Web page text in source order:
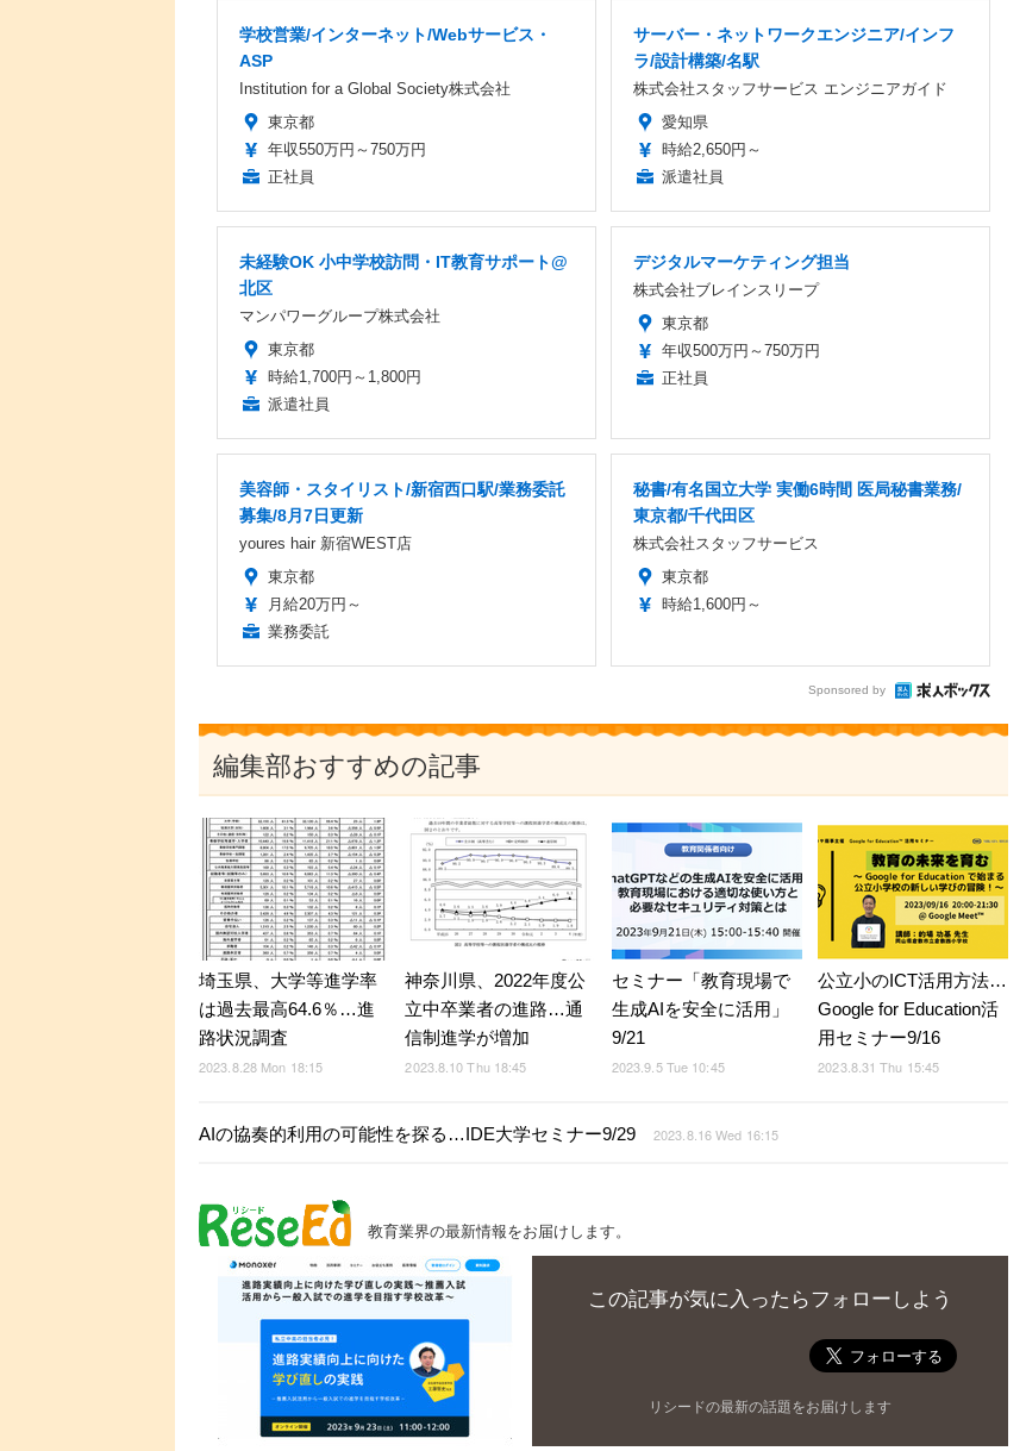
学校営業/インターネット/Webサービス・
ASP
Institution for a Global Society株式会社
東京都
年収550万円～750万円
正社員
サーバー・ネットワークエンジニア/インフ
ラ/設計構築/名駅
株式会社スタッフサービス エンジニアガイド
愛知県
時給2,650円～
派遣社員
未経験OK 小中学校訪問・IT教育サポート@
北区
マンパワーグループ株式会社
東京都
時給1,700円～1,800円
派遣社員
デジタルマーケティング担当
株式会社ブレインスリープ
東京都
年収500万円～750万円
正社員
美容師・スタイリスト/新宿西口駅/業務委託
募集/8月7日更新
youres hair 新宿WEST店
東京都
月給20万円～
業務委託
秘書/有名国立大学 実働6時間 医局秘書業務/
東京都/千代田区
株式会社スタッフサービス
東京都
時給1,600円～
Sponsored by
編集部おすすめの記事
埼玉県、大学等進学率
は過去最高64.6％…進
路状況調査
2023.8.28 Mon 18:15
神奈川県、2022年度公
立中卒業者の進路…通
信制進学が増加
2023.8.10 Thu 18:45
セミナー「教育現場で
生成AIを安全に活用」
9/21
2023.9.5 Tue 10:45
公立小のICT活用方法…
Google for Education活
用セミナー9/16
2023.8.31 Thu 15:45
AIの協奏的利⽤の可能性を探る…IDE大学セミナー9/29 2023.8.16 Wed 16:15
教育業界の最新情報をお届けします。
この記事が気に入ったらフォローしよう
リシードの最新の話題をお届けします